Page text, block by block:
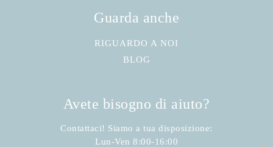
Guarda anche
RIGUARDO A NOI
BLOG
Avete bisogno di aiuto?
Contattaci! Siamo a tua disposizione:
Lun-Ven 8:00-16:00